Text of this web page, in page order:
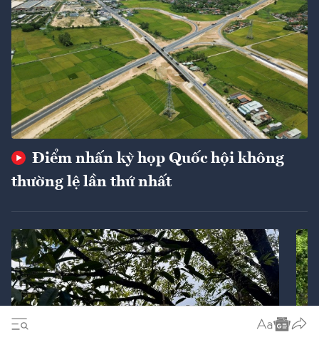
Điểm nhấn kỳ họp Quốc hội không
thường lệ lần thứ nhất